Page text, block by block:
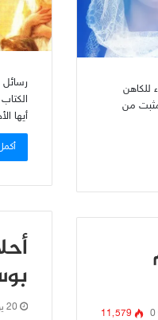
للكاهن
من
رسائل
أيها
20 يوليو، 2015
0 11٬579